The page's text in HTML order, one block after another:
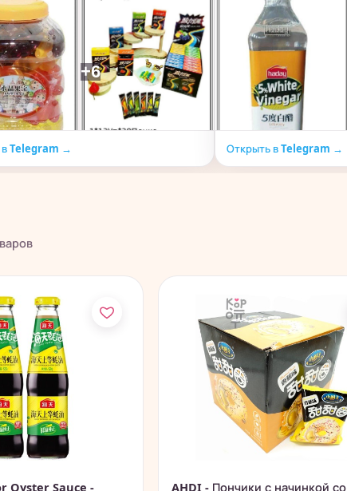
+6
Telegram → Открыть в Telegram →
Oyster Sauce - AHDI - Пончики с начинкой со